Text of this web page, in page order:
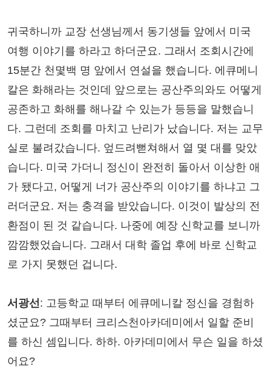
귀국하니까 교장 선생님께서 동기생들 앞에서 미국
여행 이야기를 하라고 하더군요. 그래서 조회시간에
15분간 천몇백 명 앞에서 연설을 했습니다. 에큐메니
칼은 화해라는 것인데 앞으로는 공산주의와도 어떻게
공존하고 화해를 해나갈 수 있는가 등등을 말했습니
다. 그런데 조회를 마치고 난리가 났습니다. 저는 교무
실로 불려갔습니다. 엎드려뻗쳐해서 열 몇 대를 맞았
습니다. 미국 가더니 정신이 완전히 돌아서 이상한 애
가 됐다고, 어떻게 너가 공산주의 이야기를 하냐고 그
러더군요. 저는 충격을 받았습니다. 이것이 발상의 전
환점이 된 것 같습니다. 나중에 예장 신학교를 보니까
깜깜했었습니다. 그래서 대학 졸업 후에 바로 신학교
로 가지 못했던 겁니다.
서광선: 고등학교 때부터 에큐메니칼 정신을 경험하
셨군요? 그때부터 크리스천아카데미에서 일할 준비
를 하신 셈입니다. 하하. 아카데미에서 무슨 일을 하셨
어요?